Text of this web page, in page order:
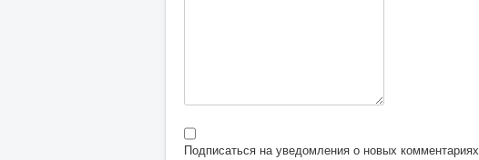
Подписаться на уведомления о новых комментариях